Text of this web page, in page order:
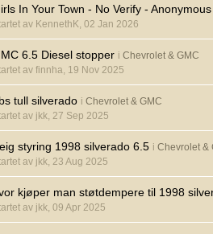
In Your Town - No Verify -
av KennethK, 02 Jan 2026
6.5 Diesel stopper i Chevrolet & GMC
av finnha, 19 Nov 2025
tull silverado i Chevrolet & GMC
av jkk, 27 Sep 2025
styring 1998 silverado 6.5 i Chevrolet &
av jkk, 23 Aug 2025
kjøper man støtdempere til 1998
av jkk, 09 Apr 2025